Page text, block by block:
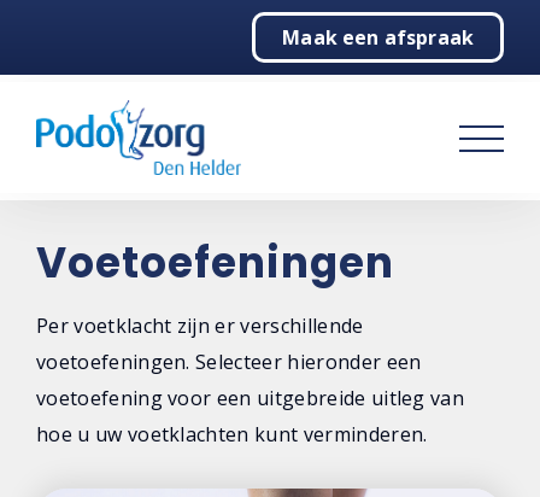
Maak een afspraak
Podologie
Behandelingen
Over ons
Voetoefeningen
Per voetklacht zijn er verschillende
voetoefeningen. Selecteer hieronder een
voetoefening voor een uitgebreide uitleg van
hoe u uw voetklachten kunt verminderen.